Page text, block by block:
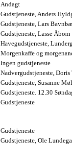
Andagt
Gudstjeneste, Anders
Gudstjeneste, Lars
Gudstjeneste, Lasse Åbom
Havegudstjeneste,
Morgenkaffe og
Ingen gudstjeneste
Nadvergudstjeneste,
Gudstjeneste, Susanne
Gudstjeneste. 12.30
Gudstjeneste
Gudstjeneste
Gudstjeneste, Ole